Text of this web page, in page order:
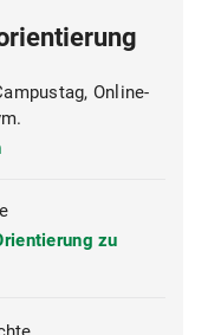
der
der
Universität
16. Juli 2009
Online-
zu